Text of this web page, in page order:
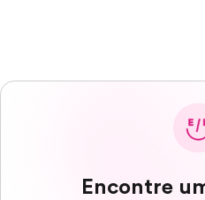
Encontre